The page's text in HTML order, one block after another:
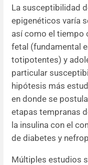
La susceptibilidad
epigenéticos varía
así como el tiempo
fetal (fundamental
totipotentes) y
particular
hipótesis más
en donde se
etapas tempranas
la insulina con el
de diabetes y
Múltiples estudios